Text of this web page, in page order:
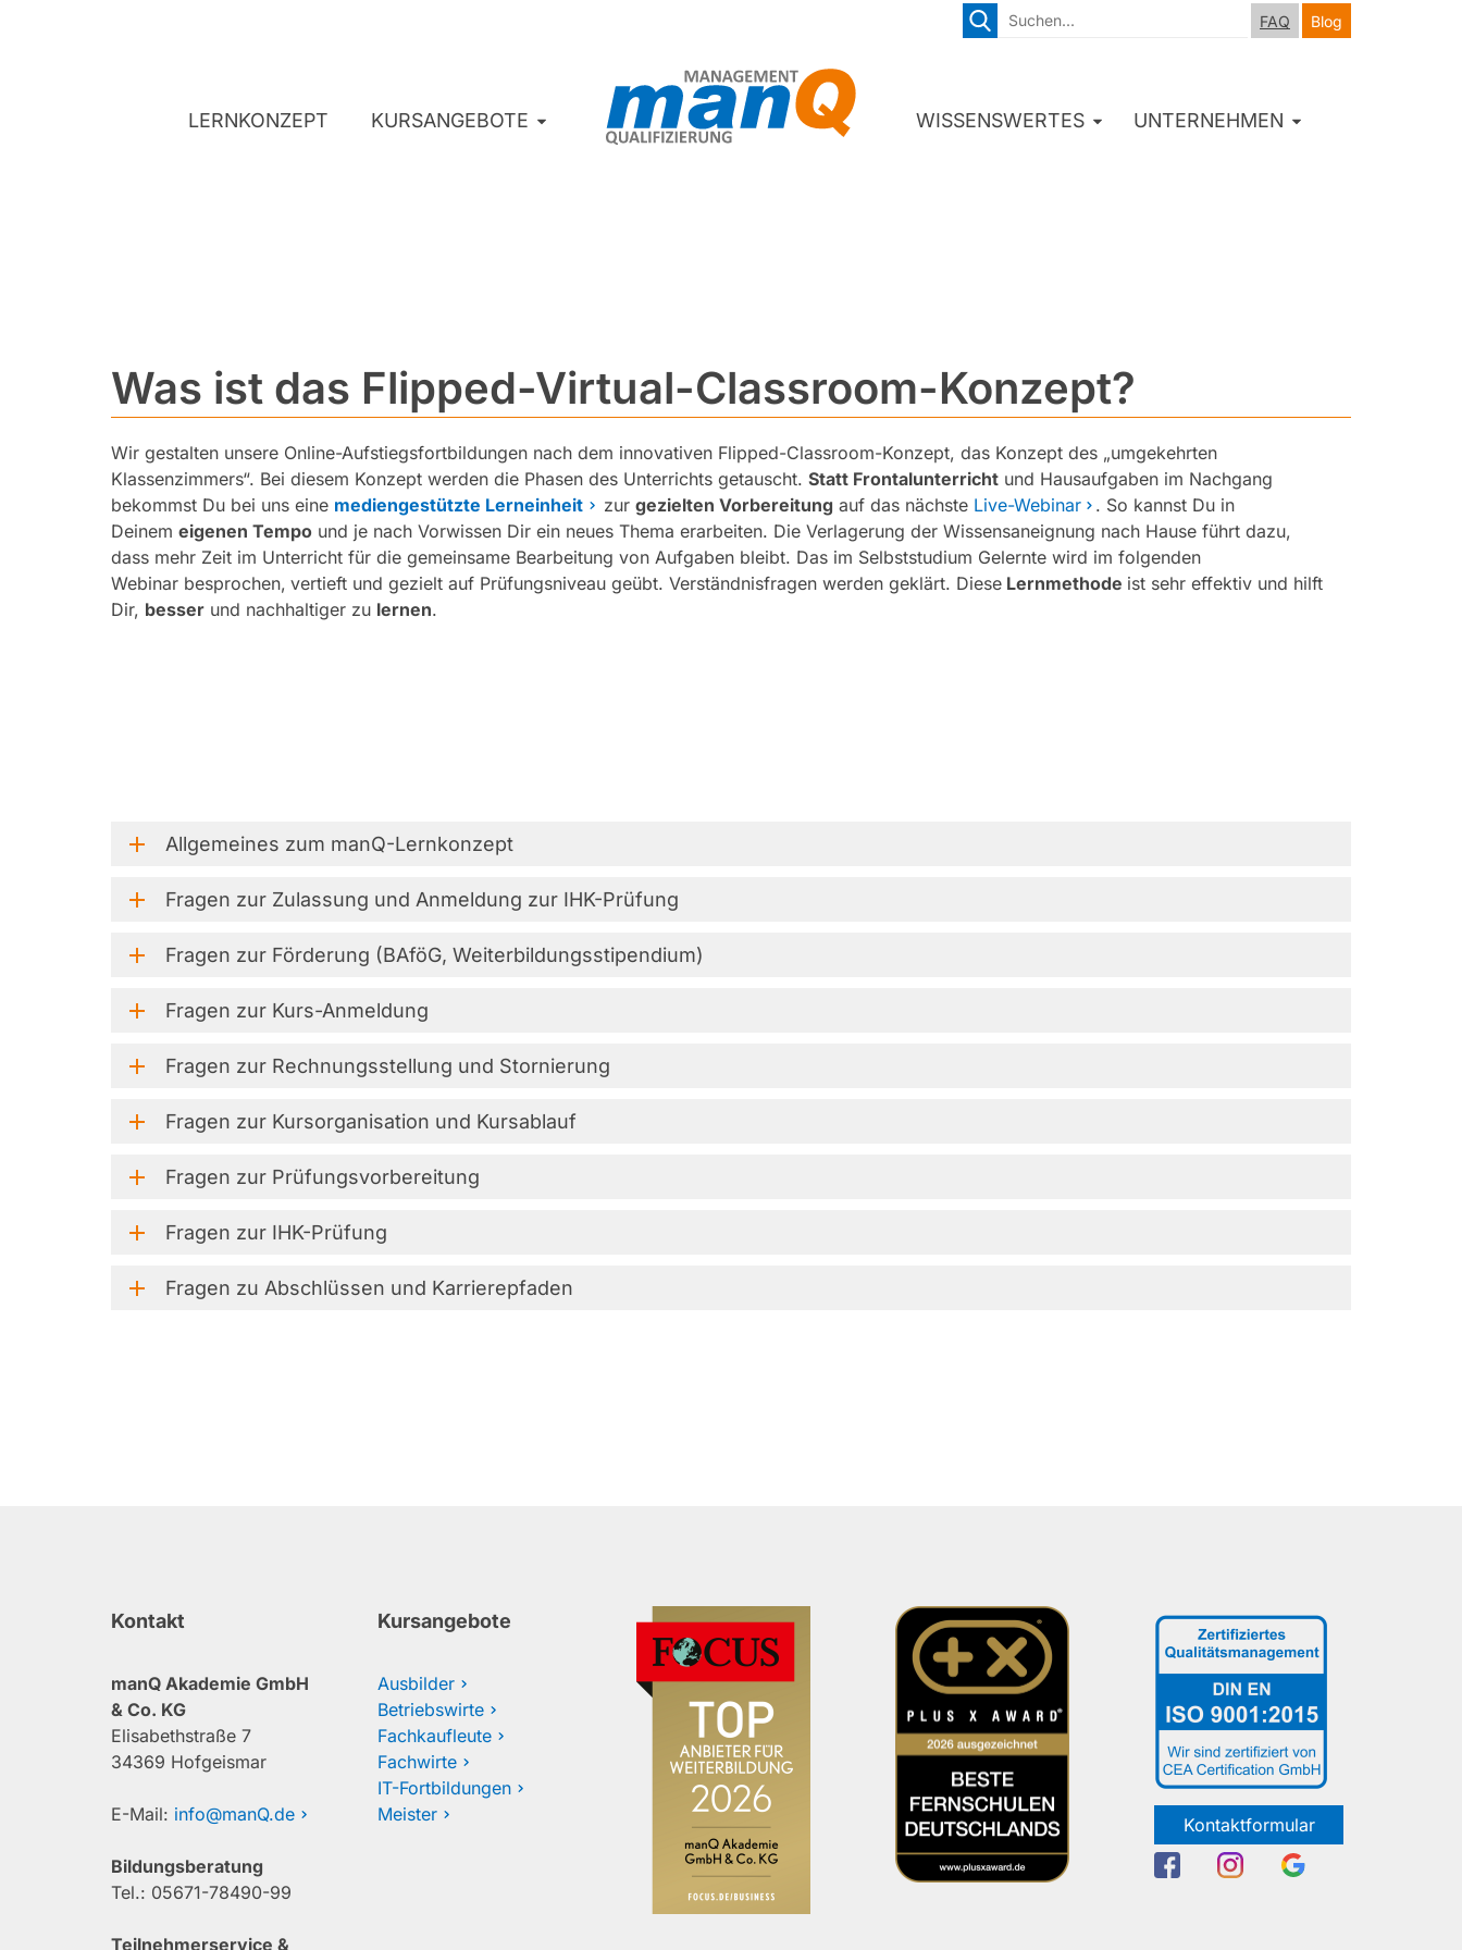
FAQ Blog
LERNKONZEPT KURSANGEBOTE WISSENSWERTES UNTERNEHMEN
Was ist das Flipped-Virtual-Classroom-Konzept?
Wir gestalten unsere Online-Aufstiegsfortbildungen nach dem innovativen Flipped-Classroom-Konzept, das Konzept des „umgekehrten
Klassenzimmers“. Bei diesem Konzept werden die Phasen des Unterrichts getauscht. Statt Frontalunterricht und Hausaufgaben im Nachgang
bekommst Du bei uns eine mediengestützte Lerneinheit zur gezielten Vorbereitung auf das nächste Live-Webinar
. So kannst Du in
Deinem eigenen Tempo und je nach Vorwissen Dir ein neues Thema erarbeiten. Die Verlagerung der Wissensaneignung nach Hause führt dazu,
dass mehr Zeit im Unterricht für die gemeinsame Bearbeitung von Aufgaben bleibt. Das im Selbststudium Gelernte wird im folgenden
Webinar besprochen, vertieft und gezielt auf Prüfungsniveau geübt. Verständnisfragen werden geklärt. Diese Lernmethode ist sehr effektiv und hilft
Dir, besser und nachhaltiger zu lernen.
Allgemeines zum manQ-Lernkonzept
Fragen zur Zulassung und Anmeldung zur IHK-Prüfung
Fragen zur Förderung (BAföG, Weiterbildungsstipendium)
Fragen zur Kurs-Anmeldung
Fragen zur Rechnungsstellung und Stornierung
Fragen zur Kursorganisation und Kursablauf
Fragen zur Prüfungsvorbereitung
Fragen zur IHK-Prüfung
Fragen zu Abschlüssen und Karrierepfaden
Kontakt
manQ Akademie GmbH
& Co. KG
Elisabethstraße 7
34369 Hofgeismar
E-Mail: info@manQ.de
Bildungsberatung
Tel.: 05671-78490-99
Teilnehmerservice &
Kursangebote
Ausbilder
Betriebswirte
Fachkaufleute
Fachwirte
IT-Fortbildungen
Meister
Kontaktformular